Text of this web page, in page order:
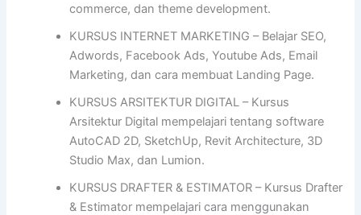
commerce, dan theme development.
KURSUS INTERNET MARKETING – Belajar SEO,
Adwords, Facebook Ads, Youtube Ads, Email
Marketing, dan cara membuat Landing Page.
KURSUS ARSITEKTUR DIGITAL – Kursus
Arsitektur Digital mempelajari tentang software
AutoCAD 2D, SketchUp, Revit Architecture, 3D
Studio Max, dan Lumion.
KURSUS DRAFTER & ESTIMATOR – Kursus Drafter
& Estimator mempelajari cara menggunakan